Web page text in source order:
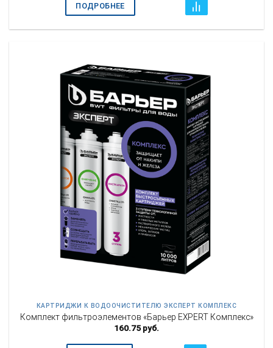
ПОДРОБНЕЕ
КАРТРИДЖИ К ВОДООЧИСТИТЕЛЮ ЭКСПЕРТ КОМПЛЕКС
Комплект фильтроэлементов «Барьер EXPERT Комплекс»
160.75руб.